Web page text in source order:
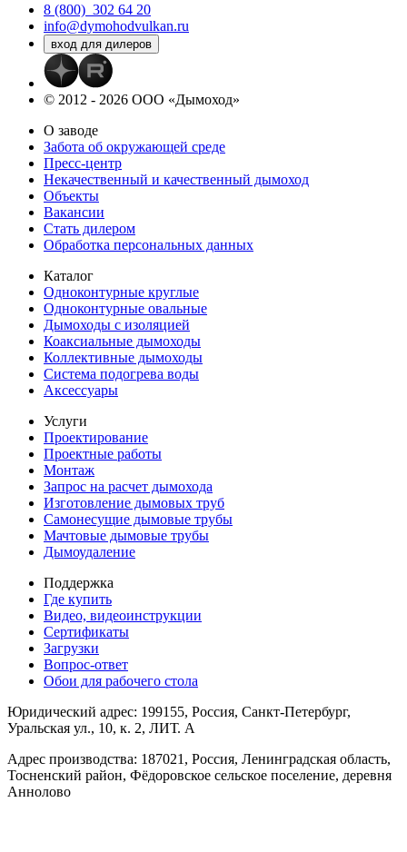
8 (800) 302 64 20
info@dymohodvulkan.ru
© 2012 - 2026 ООО «Дымоход»
О заводе
Забота об окружающей среде
Пресс-центр
Некачественный и качественный дымоход
Объекты
Вакансии
Стать дилером
Обработка персональных данных
Каталог
Одноконтурные круглые
Одноконтурные овальные
Дымоходы с изоляцией
Коаксиальные дымоходы
Коллективные дымоходы
Система подогрева воды
Аксессуары
Услуги
Проектирование
Проектные работы
Монтаж
Запрос на расчет дымохода
Изготовление дымовых труб
Самонесущие дымовые трубы
Мачтовые дымовые трубы
Дымоудаление
Поддержка
Где купить
Видео, видеоинструкции
Сертификаты
Загрузки
Вопрос-ответ
Обои для рабочего стола
Юридический адрес: 199155, Россия, Санкт-Петербург,
Уральская ул., 10, к. 2, ЛИТ. А
Адрес производства: 187021, Россия, Ленинградская область,
Тосненский район, Фёдоровское сельское поселение, деревня
Аннолово